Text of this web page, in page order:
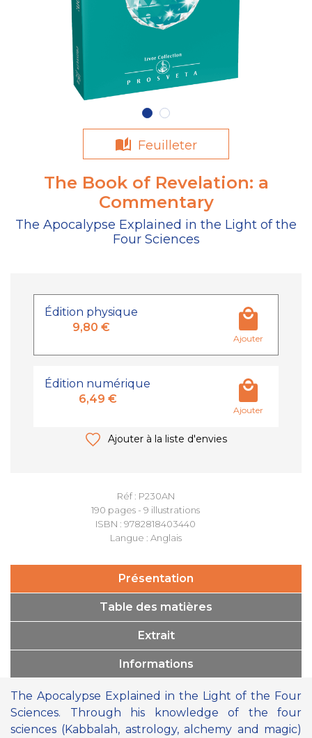
Feuilleter
The Book of Revelation: a
Commentary
The Apocalypse Explained in the Light of the
Four Sciences
Réf : P230AN
190 pages - 9 illustrations
ISBN : 9782818403440
Langue : Anglais
Édition physique
9,80 €
Ajouter
Édition numérique
6,49 €
Ajouter
Ajouter à la liste d'envies
Présentation
Table des matières
Extrait
Informations
The Apocalypse Explained in the Light of the Four
Sciences. Through his knowledge of the four
sciences (Kabbalah, astrology, alchemy and magic)